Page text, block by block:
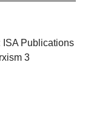
ISA Publications
3